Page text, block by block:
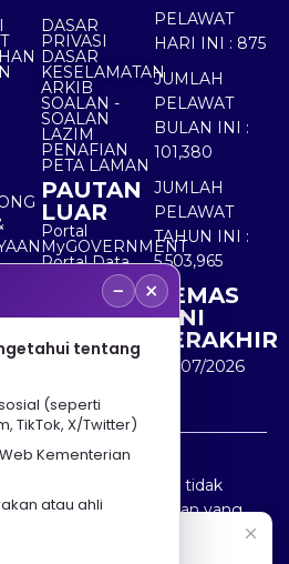
DASAR
PRIVASI
DASAR
KESELAMATAN
ARKIB
SOALAN -
SOALAN
LAZIM
PENAFIAN
PETA LAMAN
PAUTAN
LUAR
Portal
MyGOVERNMENT
Portal Data
Sektor Awam
PELAWAT
HARI INI : 875
JUMLAH
PELAWAT
BULAN INI :
101,380
JUMLAH
PELAWAT
TAHUN INI :
5,503,965
KEMAS
KINI
TERAKHIR
30/07/2026
dan Kementerian
(MOTAC) adalah tidak
kehilangan atau kerugian yang
mana-mana maklumat
ini.
− ×
tentang
(seperti
TikTok, X/Twitter)
Kementerian
atau ahli